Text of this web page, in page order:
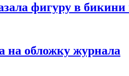
фигуру в
на обложку журнала